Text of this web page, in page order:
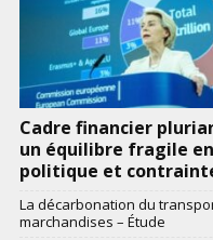
Cadre financier
un équilibre fragile
politique et
La décarbonation du
marchandises – Étude